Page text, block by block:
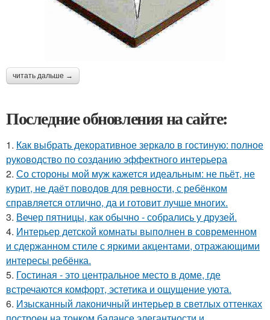
читать дальше →
Последние обновления на сайте:
1. Как выбрать декоративное зеркало в гостиную: полное
руководство по созданию эффектного интерьера
2. Со стороны мой муж кажется идеальным: не пьёт, не
курит, не даёт поводов для ревности, с ребёнком
справляется отлично, да и готовит лучше многих.
3. Вечер пятницы, как обычно - собрались у друзей.
4. Интерьер детской комнаты выполнен в современном
и сдержанном стиле с яркими акцентами, отражающими
интересы ребёнка.
5. Гостиная - это центральное место в доме, где
встречаются комфорт, эстетика и ощущение уюта.
6. Изысканный лаконичный интерьер в светлых оттенках